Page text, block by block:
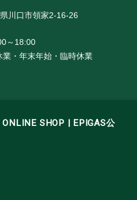
川口市領家2-16-26
～18:00
業・年末年始・臨時休業
SHOP | EPIGAS公